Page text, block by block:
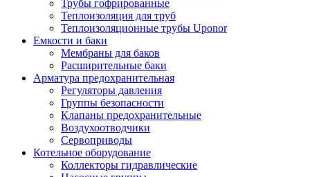
Трубы гофрированные
Теплоизоляция для труб
Теплоизоляционные трубы Uponor
Емкости и баки
Мембраны для баков
Расширительные баки
Арматура предохранительная
Регуляторы давления
Группы безопасности
Клапаны предохранительные
Воздухоотводчики
Сервоприводы
Котельное оборудование
Коллекторы гидравлические